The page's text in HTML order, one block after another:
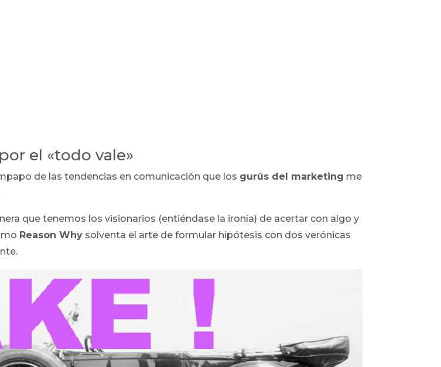
el «todo vale»
de las tendencias en comunicación que los gurús del marketing me
que tenemos los visionarios (entiéndase la ironía) de acertar con algo y
Reason Why solventa el arte de formular hipótesis con dos verónicas